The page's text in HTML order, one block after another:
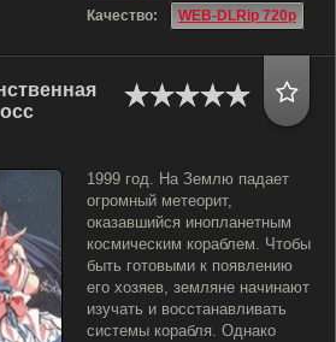
Качество:
WEB-DLRip 720p
1999 год. На Землю падает
огромный метеорит,
оказавшийся инопланетным
космическим кораблем. Чтобы
быть готовыми к появлению
его хозяев, земляне начинают
изучать и восстанавливать
системы корабля. Однако